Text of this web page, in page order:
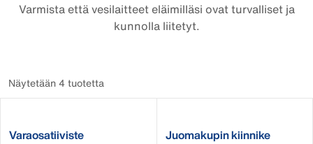
Varmista että vesilaitteet eläimilläsi ovat turvalliset ja
kunnolla liitetyt.
Näytetään 4 tuotetta
Varaosatiiviste Juomakupin kiinnike